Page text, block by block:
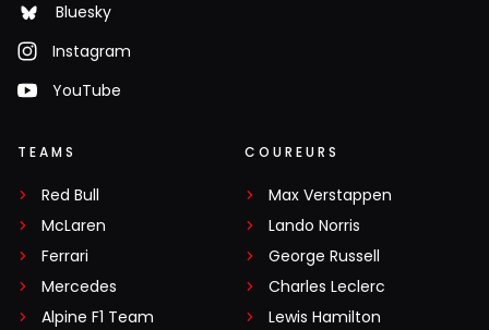
Bluesky
Instagram
YouTube
TEAMS
Red Bull
McLaren
Ferrari
Mercedes
Alpine F1 Team
COUREURS
Max Verstappen
Lando Norris
George Russell
Charles Leclerc
Lewis Hamilton